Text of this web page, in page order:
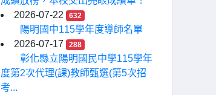
2026-07-22
632
陽明國中115學年度導師名單
2026-07-17
288
彰化縣立陽明國民中學115學年
度第2次代理(課)教師甄選(第5次招
考...